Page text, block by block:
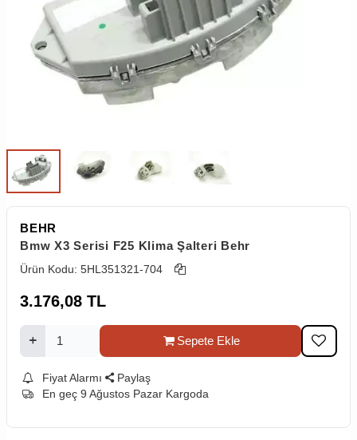
BEHR
Bmw X3 Serisi F25 Klima Şalteri Behr
Ürün Kodu: 5HL351321-704
3.176,08 TL
Sepete Ekle
Fiyat Alarmı
Paylaş
En geç 9 Ağustos Pazar Kargoda